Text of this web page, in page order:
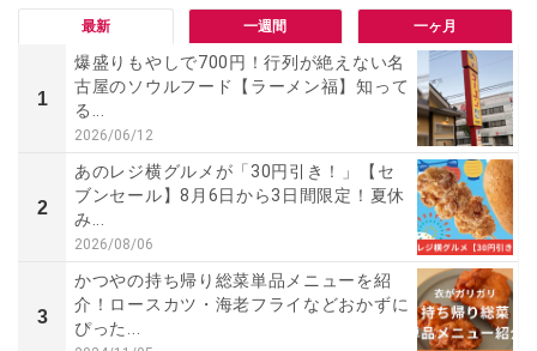
最新 一週間 一ヶ月
1
爆盛りもやしで700円！行列が絶えない名
古屋のソウルフード【ラーメン福】知って
る...
2026/06/12
2
あのレジ横グルメが「30円引き！」【セ
ブンセール】8月6日から3日間限定！夏休
み...
2026/08/06
3
かつやの持ち帰り総菜単品メニューを紹
介！ロースカツ・海老フライなどおかずに
ぴった...